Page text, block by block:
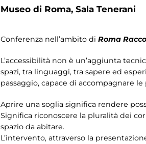
Museo di Roma, Sala Tenerani
Conferenza nell’ambito di Roma
L’accessibilità non è un’aggiunta
spazi, tra linguaggi, tra sapere ed
passaggio, capace di accompagnare
Aprire una soglia significa rendere
Significa riconoscere la pluralità dei
spazio da abitare.
L’intervento, attraverso la